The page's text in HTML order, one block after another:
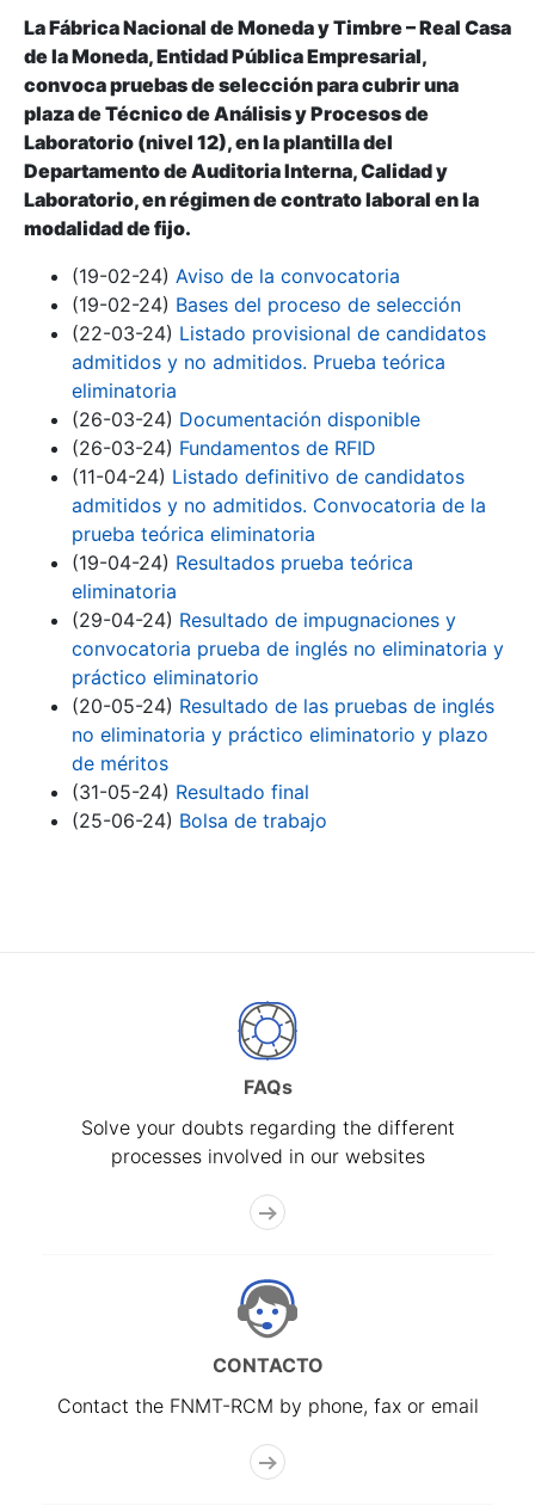
Show/Hide
Show/Hide
La Fábrica Nacional de Moneda y Timbre – Real Casa
de la Moneda, Entidad Pública Empresarial,
convoca pruebas de selección para cubrir una
plaza de Técnico de Análisis y Procesos de
Laboratorio (nivel 12), en la plantilla del
Departamento de Auditoria Interna, Calidad y
Laboratorio, en régimen de contrato laboral en la
modalidad de fijo.
(19-02-24) Aviso de la convocatoria
(19-02-24) Bases del proceso de selección
(22-03-24) Listado provisional de candidatos
admitidos y no admitidos. Prueba teórica
eliminatoria
(26-03-24) Documentación disponible
(26-03-24) Fundamentos de RFID
(11-04-24) Listado definitivo de candidatos
admitidos y no admitidos. Convocatoria de la
prueba teórica eliminatoria
(19-04-24) Resultados prueba teórica
eliminatoria
(29-04-24) Resultado de impugnaciones y
convocatoria prueba de inglés no eliminatoria y
práctico eliminatorio
(20-05-24) Resultado de las pruebas de inglés
no eliminatoria y práctico eliminatorio y plazo
de méritos
(31-05-24) Resultado final
(25-06-24) Bolsa de trabajo
FAQs
Solve your doubts regarding the different
processes involved in our websites
CONTACTO
Contact the FNMT-RCM by phone, fax or email